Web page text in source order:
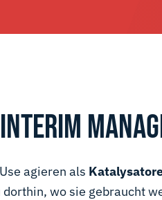
agieren als
wo sie gebraucht